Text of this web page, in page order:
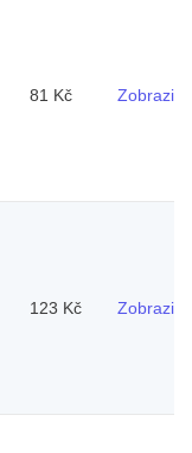
81 Kč Zobrazit
123 Kč Zobrazit